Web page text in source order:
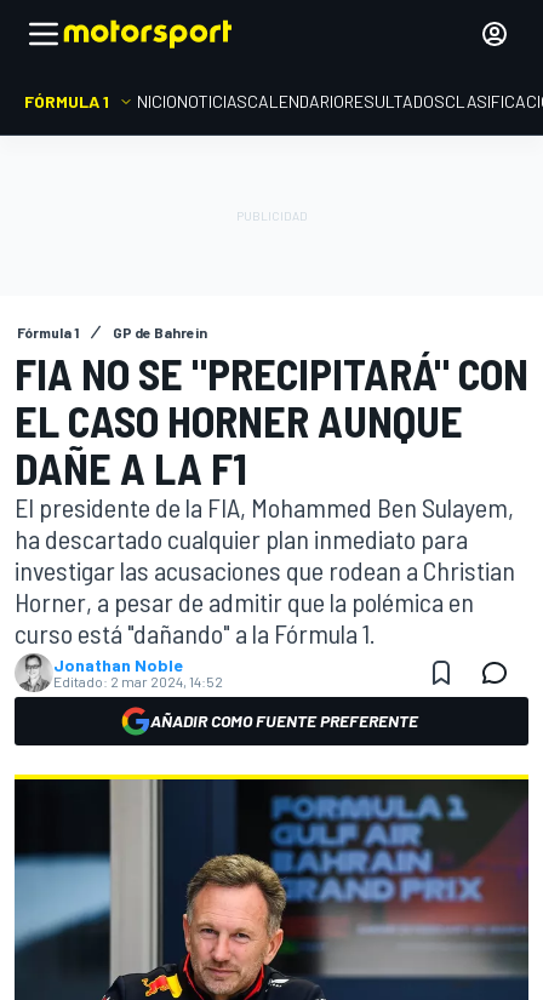
FÓRMULA 1 INICIONOTICIASCALENDARIORESULTADOS
Fórmula 1 GP de Bahrein
FIA NO SE "PRECIPITARÁ" CON
EL CASO HORNER AUNQUE
DAÑE A LA F1
El presidente de la FIA, Mohammed Ben Sulayem,
ha descartado cualquier plan inmediato para
investigar las acusaciones que rodean a Christian
Horner, a pesar de admitir que la polémica en
curso está "dañando" a la Fórmula 1.
Jonathan Noble
Editado: 2 mar 2024, 14:52
AÑADIR COMO FUENTE PREFERENTE